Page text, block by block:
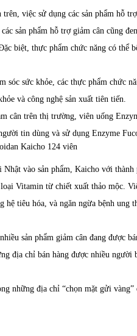
trên, việc sử dụng các sản phẩm hỗ
sản phẩm hỗ trợ giảm cân cũng
biệt, thực phẩm chức năng có thể
sóc sức khỏe, các thực phẩm chức
và công nghệ sản xuất tiên tiến.
cân trên thị trường, viên uống
tin dùng và sử dụng Enzyme
vào sản phẩm, Kaicho với
Vitamin từ chiết xuất thảo mộc.
hệ tiêu hóa, và ngăn ngừa bệnh ung
sản phẩm giảm cân đang được
địa chỉ bán hàng được nhiều
những địa chỉ “chọn mặt gửi